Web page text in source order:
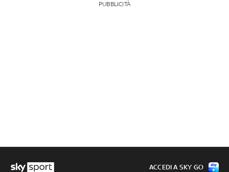
PUBBLICITÀ
ACCEDI A SKY GO